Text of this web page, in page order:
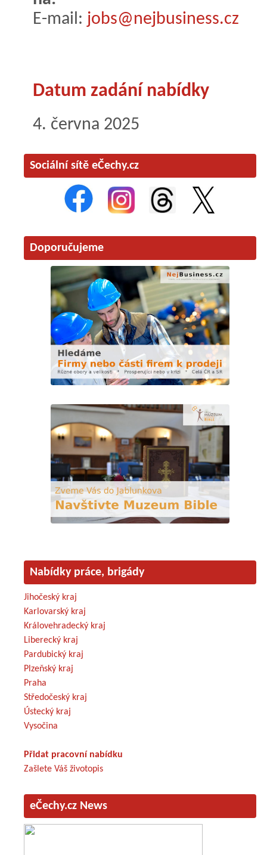
E-mail: jobs@nejbusiness.cz
Datum zadání nabídky
4. června 2025
Sociální sítě eČechy.cz
Doporučujeme
Nabídky práce, brigády
Jihočeský kraj
Karlovarský kraj
Královehradecký kraj
Liberecký kraj
Pardubický kraj
Plzeňský kraj
Praha
Středočeský kraj
Ústecký kraj
Vysočina
Přidat pracovní nabídku
Zašlete Váš životopis
eČechy.cz News